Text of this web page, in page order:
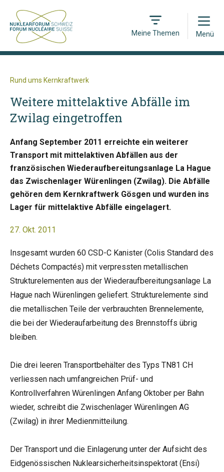
Meine Themen
Open
Menü
Rund ums Kernkraftwerk
Weitere mittelaktive Abfälle im
Zwilag eingetroffen
Anfang September 2011 erreichte ein weiterer
Transport mit mittelaktiven Abfällen aus der
französischen Wiederaufbereitungsanlage La Hague
das Zwischenlager Würenlingen (Zwilag). Die Abfälle
gehören dem Kernkraftwerk Gösgen und wurden ins
Lager für mittelaktive Abfälle eingelagert.
27. Okt. 2011
Insgesamt wurden 60 CSD-C Kanister (Colis Standard des
Déchets Compactés) mit verpressten metallischen
Strukturelementen aus der Wiederaufbereitungsanlage La
Hague nach Würenlingen geliefert. Strukturelemente sind
die metallischen Teile der verbrauchten Brennelemente,
die bei der Wiederaufarbeitung des Brennstoffs übrig
bleiben.
Die drei leeren Transportbehälter des Typs TN81 CH
verliessen nach umfangreichen Prüf- und
Kontrollverfahren Würenlingen Anfang Oktober per Bahn
wieder, schreibt die Zwischenlager Würenlingen AG
(Zwilag) in ihrer Medienmitteilung.
Der Transport und die Einlagerung unter der Aufsicht des
Eidgenössischen Nuklearsicherheitsinspektorat (Ensi)